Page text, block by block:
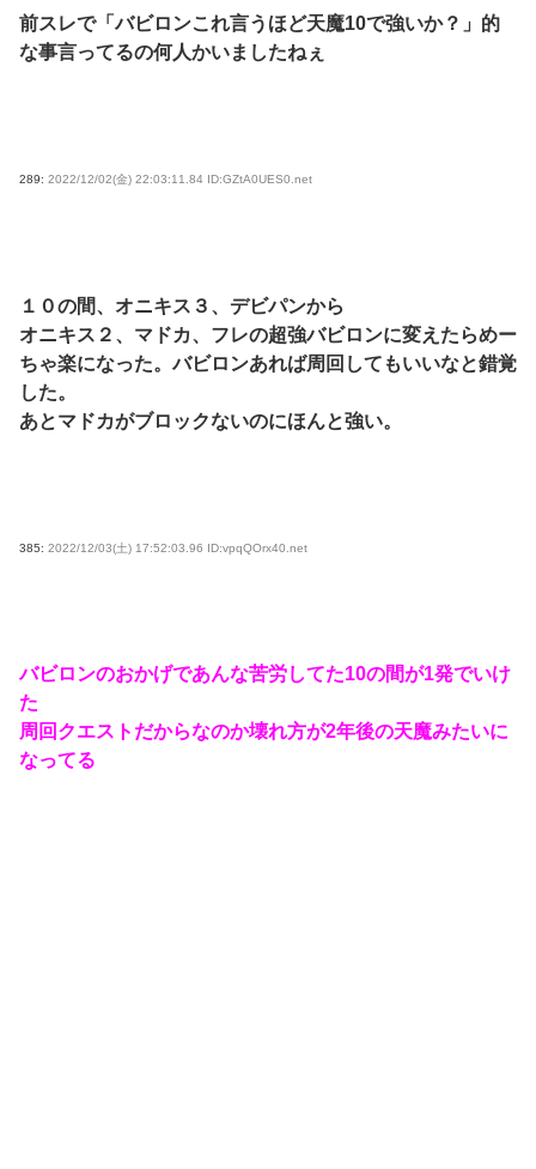
前スレで「バビロンこれ言うほど天魔10で強いか？」的
な事言ってるの何人かいましたねぇ
289: 2022/12/02(金) 22:03:11.84 ID:GZtA0UES0.net
１０の間、オニキス３、デビパンから
オニキス２、マドカ、フレの超強バビロンに変えたらめー
ちゃ楽になった。バビロンあれば周回してもいいなと錯覚
した。
あとマドカがブロックないのにほんと強い。
385: 2022/12/03(土) 17:52:03.96 ID:vpqQOrx40.net
バビロンのおかげであんな苦労してた10の間が1発でいけ
た
周回クエストだからなのか壊れ方が2年後の天魔みたいに
なってる